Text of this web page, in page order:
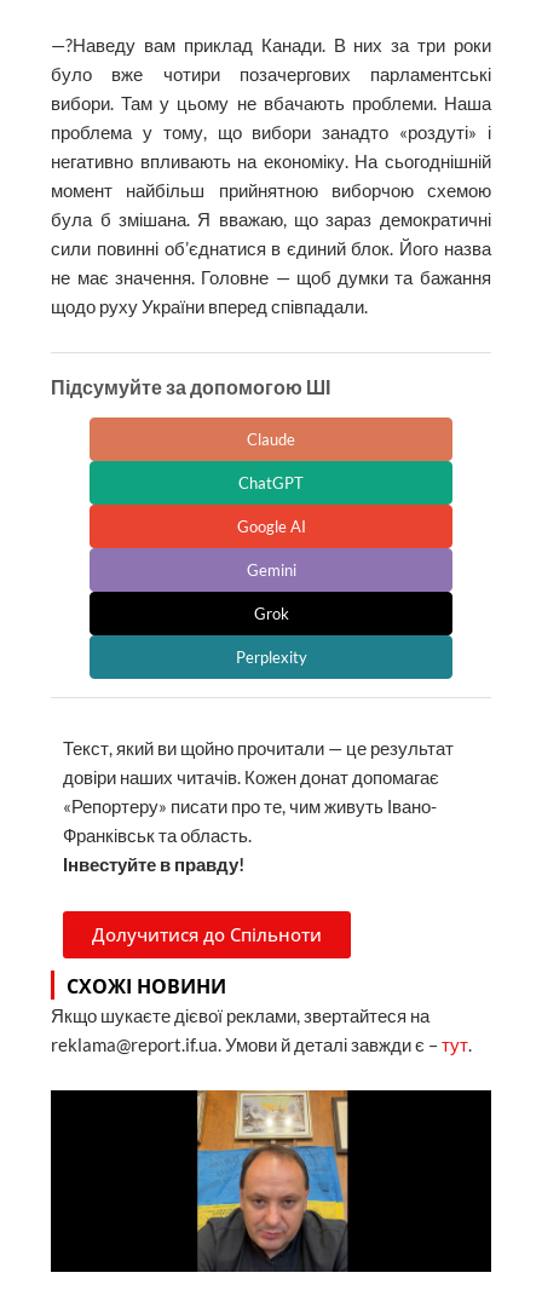
—?Наведу вам приклад Канади. В них за три роки
було вже чотири позачергових парламентські
вибори. Там у цьому не вбачають проблеми. Наша
проблема у тому, що вибори занадто «роздуті» і
негативно впливають на економіку. На сьогоднішній
момент найбільш прийнятною виборчою схемою
була б змішана. Я вважаю, що зараз демократичні
сили повинні об’єднатися в єдиний блок. Його назва
не має значення. Головне — щоб думки та бажання
щодо руху України вперед співпадали.
Підсумуйте за допомогою ШІ
Claude
ChatGPT
Google AI
Gemini
Grok
Perplexity
Текст, який ви щойно прочитали — це результат
довіри наших читачів. Кожен донат допомагає
«Репортеру» писати про те, чим живуть Івано-
Франківськ та область.
Інвестуйте в правду!
Долучитися до Спільноти
СХОЖІ НОВИНИ
Якщо шукаєте дієвої реклами, звертайтеся на
reklama@report.if.ua. Умови й деталі завжди є –тут.